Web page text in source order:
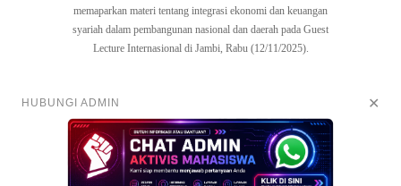
memaparkan materi tentang integrasi ekonomi dan keuangan
syariah dalam pembangunan nasional dan daerah pada Guest
Lecture Internasional di Jambi, Rabu (12/11/2025).
HUBUNGI ADMIN ✕